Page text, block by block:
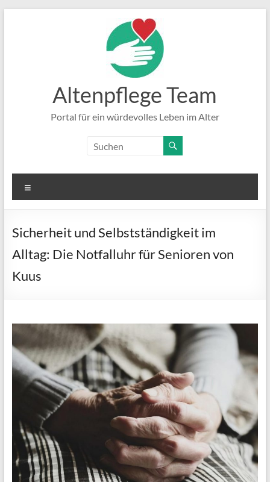
Altenpflege Team
Portal für ein würdevolles Leben im Alter
Sicherheit und Selbstständigkeit im
Alltag: Die Notfalluhr für Senioren von
Kuus